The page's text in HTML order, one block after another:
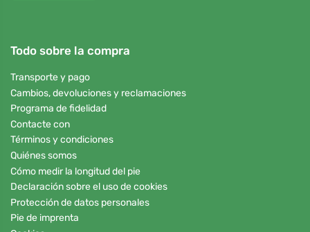
Todo sobre la compra
Transporte y pago
Cambios, devoluciones y reclamaciones
Programa de fidelidad
Contacte con
Términos y condiciones
Quiénes somos
Cómo medir la longitud del pie
Declaración sobre el uso de cookies
Protección de datos personales
Pie de imprenta